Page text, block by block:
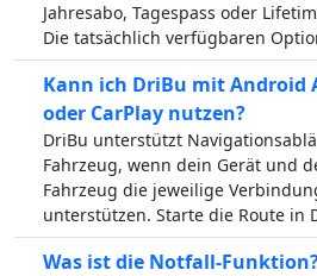
Jahresabo, Tagespass oder
Die tatsächlich verfügbaren
Kann ich DriBu mit Android
oder CarPlay nutzen?
DriBu unterstützt
Fahrzeug, wenn dein Gerät und
Fahrzeug die jeweilige
unterstützen. Starte die Route in
Was ist die Notfall-